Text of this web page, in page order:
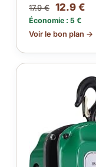
17.9 € 12.9 €
Économie : 5 €
Voir le bon plan →